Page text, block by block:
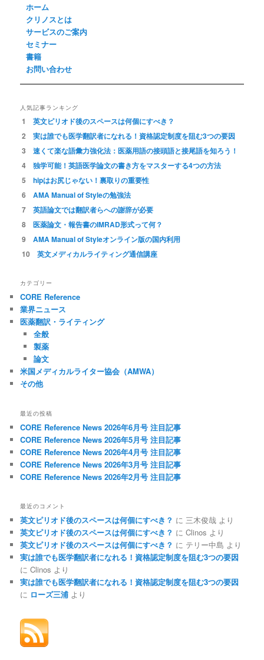
ホーム
クリノスとは
サービスのご案内
セミナー
書籍
お問い合わせ
人気記事ランキング
英文ピリオド後のスペースは何個にすべき？
実は誰でも医学翻訳者になれる！資格認定制度を阻む3つの要因
速くて楽な語彙力強化法：医薬用語の接頭語と接尾語を知ろう！
独学可能！英語医学論文の書き方をマスターする4つの方法
hipはお尻じゃない！裏取りの重要性
AMA Manual of Styleの勉強法
英語論文では翻訳者らへの謝辞が必要
医薬論文・報告書のIMRAD形式って何？
AMA Manual of Styleオンライン版の国内利用
英文メディカルライティング通信講座
カテゴリー
CORE Reference
業界ニュース
医薬翻訳・ライティング
全般
製薬
論文
米国メディカルライター協会（AMWA）
その他
最近の投稿
CORE Reference News 2026年6月号 注目記事
CORE Reference News 2026年5月号 注目記事
CORE Reference News 2026年4月号 注目記事
CORE Reference News 2026年3月号 注目記事
CORE Reference News 2026年2月号 注目記事
最近のコメント
英文ピリオド後のスペースは何個にすべき？ に 三木俊哉 より
英文ピリオド後のスペースは何個にすべき？ にClinos より
英文ピリオド後のスペースは何個にすべき？ に テリー中島 より
実は誰でも医学翻訳者になれる！資格認定制度を阻む3つの要因
にClinos より
実は誰でも医学翻訳者になれる！資格認定制度を阻む3つの要因
に ローズ三浦 より